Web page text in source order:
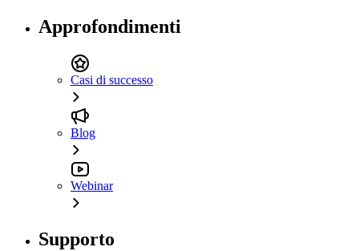
Approfondimenti
Casi di successo
Blog
Webinar
Supporto